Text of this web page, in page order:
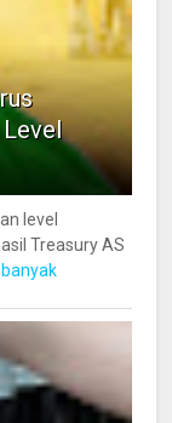
level
Treasury AS